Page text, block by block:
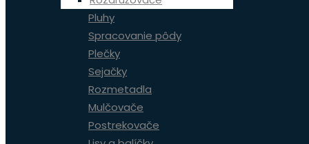
Pluhy
Spracovanie pôdy
Plečky
Sejačky
Rozmetadla
Mulčovače
Postrekovače